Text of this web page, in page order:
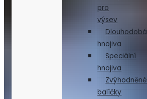
pro
výsev
Dlouhodobá
hnojiva
Speciální
hnojiva
Zvýhodněné
balíčky